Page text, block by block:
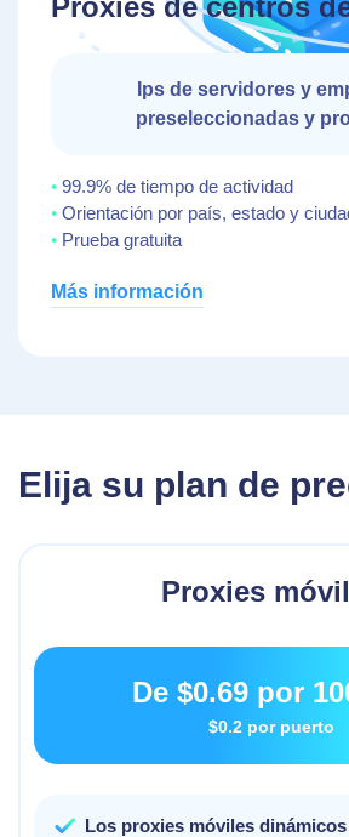
Proxies de centros
Ips de servidores y
preseleccionadas y
99.9% de tiempo de actividad
Orientación por país, estado y
Prueba gratuita
Más información
Elija su plan de
Proxies
De $0.69 por
$0.2 por puerto
Los proxies móviles dinámicos